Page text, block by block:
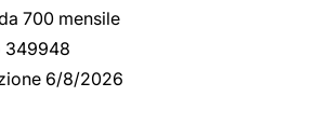
700 mensile
349948
6/8/2026